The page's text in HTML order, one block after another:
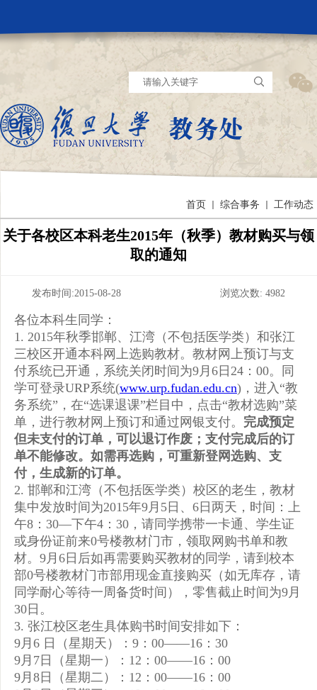
首页 综合事务 工作动态
关于各校区本科老生2015年（秋季）教材购买与领
取的通知
发布时间:2015-08-28 浏览次数: 4982
各位本科生同学：
1. 2015年秋季邯郸、江湾（不包括医学类）和张江
三校区开通本科网上选购教材。教材网上预订与支
付系统已开通，系统关闭时间为9月6日24：00。同
学可登录URP系统(www.urp.fudan.edu.cn)，进入“教
务系统”，在“选课退课”栏目中，点击“教材选购”菜
单，进行教材网上预订和通过网银支付。 完成预定
但未支付的订单，可以退订作废；支付完成后的订
单不能修改。如需再选购，可重新登网选购、支
付，生成新的订单。
2. 邯郸和江湾（不包括医学类）校区的老生，教材
集中发放时间为2015年9月5日、6日两天，时间：上
午8：30—下午4：30，请同学携带一卡通、学生证
或身份证前来0号楼教材门市，领取网购书单和教
材。9月6日后如再需要购买教材的同学，请到校本
部0号楼教材门市部用现金直接购买（如无库存，请
同学耐心等待一周备货时间），零售截止时间为9月
30日。
3. 张江校区老生具体购书时间安排如下：
9月6 日（星期天）：9：00——16：30
9月7日（星期一）：12：00——16：00
9月8日（星期二）：12：00——16：00